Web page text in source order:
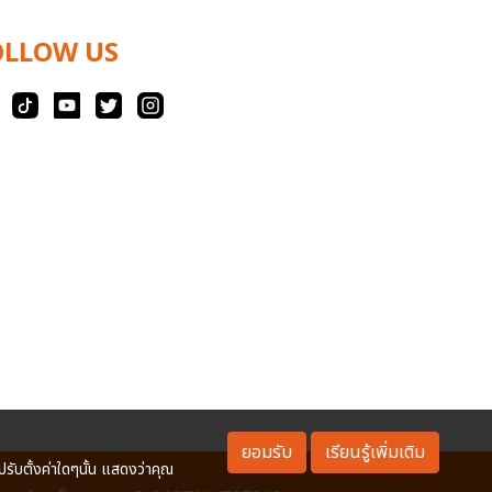
US
รับตั้งค่าใดๆนั้น แสดงว่าคุณ
ยอมรับ เรียนรู้เพิ่มเติม